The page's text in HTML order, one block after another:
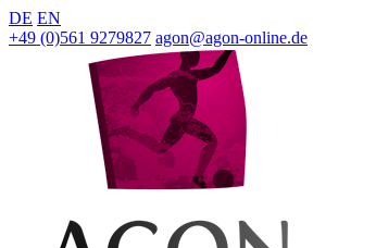
DE EN
+49 (0)561 9279827 agon@agon-online.de